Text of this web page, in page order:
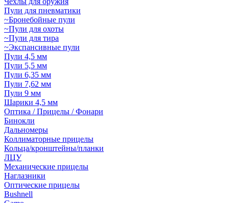
Пули для пневматики
~Бронебойные пули
~Пули для охоты
~Пули для тира
~Экспансивные пули
Пули 4,5 мм
Пули 5,5 мм
Пули 6,35 мм
Пули 7,62 мм
Пули 9 мм
Шарики 4,5 мм
Оптика / Прицелы / Фонари
Бинокли
Дальномеры
Коллиматорные прицелы
Кольца/кронштейны/планки
ЛЦУ
Механические прицелы
Наглазники
Оптические прицелы
Bushnell